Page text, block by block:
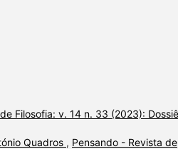
Filosofia: v. 14 n. 33 (2023): Dossiê
Quadros , Pensando - Revista de